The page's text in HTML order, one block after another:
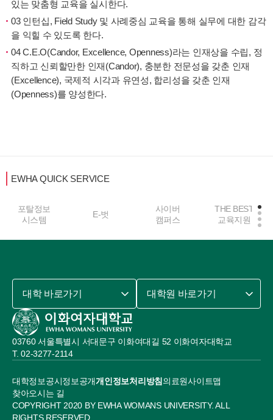
있는 맞춤형 교육을 실시한다.
03 인턴십, Field Study 및 사례중심 교육을 통해 실무에 대한 감각
을 익힐 수 있도록 한다.
04 C.E.O(Candor, Excellence, Openness)라는 인재상을 수립, 정
직하고 신뢰할만한 인재(Candor), 충분한 전문성을 갖춘 인재
(Excellence), 국제적 시각과 유연성, 합리성을 갖춘 인재
(Openness)를 양성한다.
EWHA QUICK SERVICE
포탈정보
시스템
E-벗
사이버
캠퍼스
THE BEST
교육지원
대학정보공시정보공개개인정보처리방침의료원사이트맵
찾아오시는 길
03760 서울특별시 서대문구 이화여대길 52 이화여자대학교
02-3277-2114
대학 바로가기 대학원 바로가기
COPYRIGHT 2020 BY EWHA WOMANS UNIVERSITY. ALL
RIGHTS RESERVED.